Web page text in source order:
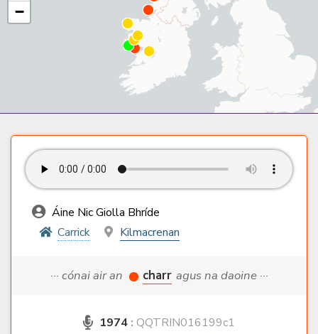
−
Áine Nic Giolla Bhríde
Carrick
Kilmacrenan
··· cónai air an charr agus na daoine ···
1974 : QQTRIN016199c1